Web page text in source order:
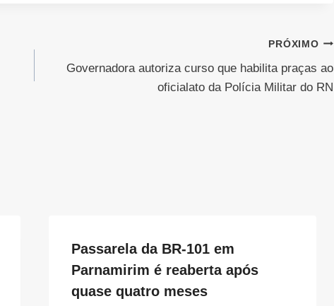
PRÓXIMO
Governadora autoriza curso que habilita praças ao
oficialato da Polícia Militar do RN
Passarela da BR-101 em
Parnamirim é reaberta após
quase quatro meses